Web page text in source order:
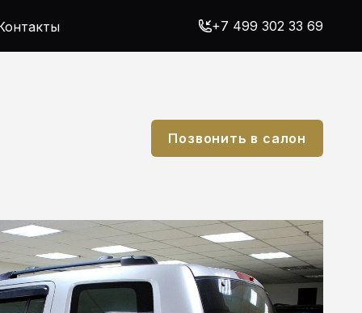
+7 499 302 33 69
Позвонить в салон